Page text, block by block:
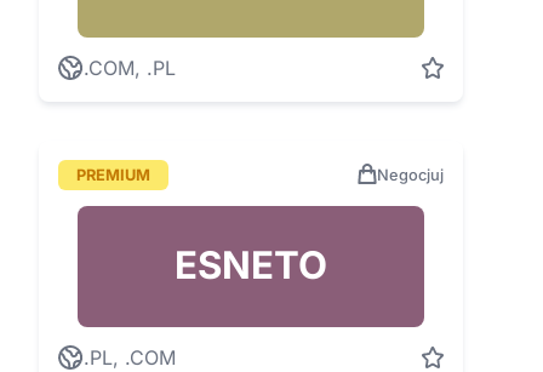
.COM, .PL
PREMIUM Negocjuj
ESNETO
.PL, .COM